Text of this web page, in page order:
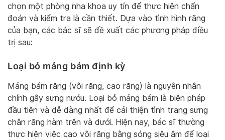
chọn một phòng nha khoa uy tín để thực hiện chẩn
đoán và kiểm tra là cần thiết. Dựa vào tình hình răng
của bạn, các bác sĩ sẽ đề xuất các phương pháp điều
trị sau:
Loại bỏ mảng bám định kỳ
Mảng bám răng (vôi răng, cao răng) là nguyên nhân
chính gây sưng nướu. Loại bỏ mảng bám là biện pháp
đầu tiên và dễ dàng nhất để cải thiện tình trạng sưng
chân răng hàm trên và dưới. Hiện nay, bác sĩ thường
thực hiện việc cạo vôi răng bằng sóng siêu âm để loại